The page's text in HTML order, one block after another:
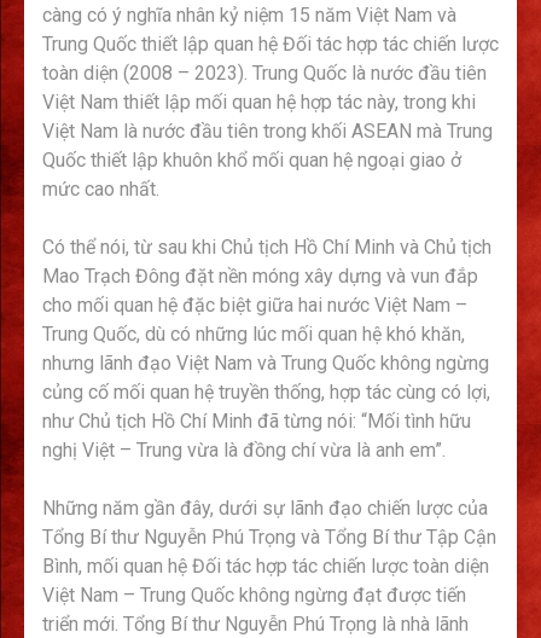
càng có ý nghĩa nhân kỷ niệm 15 năm Việt Nam và
Trung Quốc thiết lập quan hệ Đối tác hợp tác chiến lược
toàn diện (2008 – 2023). Trung Quốc là nước đầu tiên
Việt Nam thiết lập mối quan hệ hợp tác này, trong khi
Việt Nam là nước đầu tiên trong khối ASEAN mà Trung
Quốc thiết lập khuôn khổ mối quan hệ ngoại giao ở
mức cao nhất.
Có thể nói, từ sau khi Chủ tịch Hồ Chí Minh và Chủ tịch
Mao Trạch Đông đặt nền móng xây dựng và vun đắp
cho mối quan hệ đặc biệt giữa hai nước Việt Nam –
Trung Quốc, dù có những lúc mối quan hệ khó khăn,
nhưng lãnh đạo Việt Nam và Trung Quốc không ngừng
củng cố mối quan hệ truyền thống, hợp tác cùng có lợi,
như Chủ tịch Hồ Chí Minh đã từng nói: “Mối tình hữu
nghị Việt – Trung vừa là đồng chí vừa là anh em”.
Những năm gần đây, dưới sự lãnh đạo chiến lược của
Tổng Bí thư Nguyễn Phú Trọng và Tổng Bí thư Tập Cận
Bình, mối quan hệ Đối tác hợp tác chiến lược toàn diện
Việt Nam – Trung Quốc không ngừng đạt được tiến
triển mới. Tổng Bí thư Nguyễn Phú Trọng là nhà lãnh